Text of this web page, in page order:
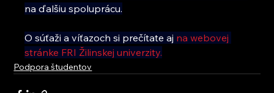
na ďalšiu spoluprácu.
O súťaži a víťazoch si prečítate aj na webovej
stránke FRI Žilinskej univerzity.
Podpora študentov